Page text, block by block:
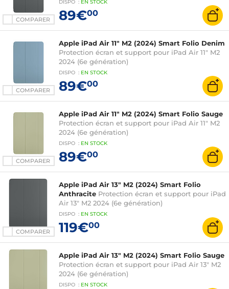
COMPARER
DISPO : EN STOCK
89€00
COMPARER
Apple iPad Air 11" M2 (2024) Smart Folio Denim
Protection écran et support pour iPad Air 11" M2
2024 (6e génération)
DISPO : EN STOCK
89€00
COMPARER
Apple iPad Air 11" M2 (2024) Smart Folio Sauge
Protection écran et support pour iPad Air 11" M2
2024 (6e génération)
DISPO : EN STOCK
89€00
COMPARER
Apple iPad Air 13" M2 (2024) Smart Folio
Anthracite Protection écran et support pour iPad
Air 13" M2 2024 (6e génération)
DISPO : EN STOCK
119€00
Apple iPad Air 13" M2 (2024) Smart Folio Sauge
Protection écran et support pour iPad Air 13" M2
2024 (6e génération)
DISPO : EN STOCK